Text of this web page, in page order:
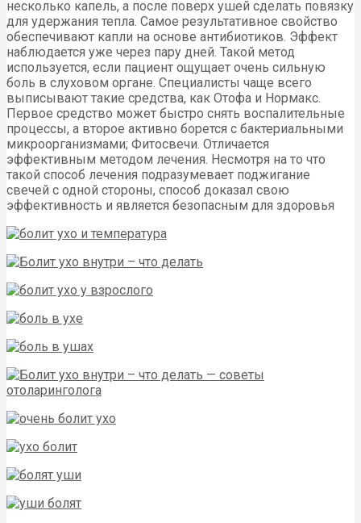
несколько капель, а после поверх ушей сделать повязку
для удержания тепла. Самое результативное свойство
обеспечивают капли на основе антибиотиков. Эффект
наблюдается уже через пару дней. Такой метод
используется, если пациент ощущает очень сильную
боль в слуховом органе. Специалисты чаще всего
выписывают такие средства, как Отофа и Нормакс.
Первое средство может быстро снять воспалительные
процессы, а второе активно борется с бактериальными
микроорганизмами; Фитосвечи. Отличается
эффективным методом лечения. Несмотря на то что
такой способ лечения подразумевает поджигание
свечей с одной стороны, способ доказал свою
эффективность и является безопасным для здоровья